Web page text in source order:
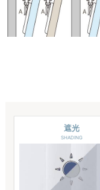
遮光
SHADING